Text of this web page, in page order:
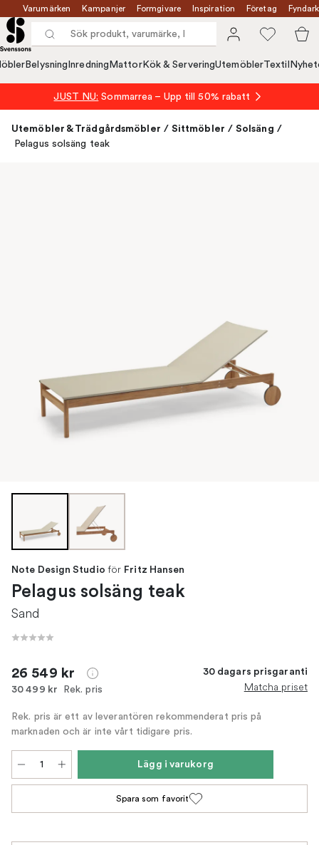
Varumärken Kampanjer Formgivare Inspiration Företag
Belysning Inredning MattorKök & ServeringUtemöblerTextil
JUST NU: Sommarrea – Upp till 50% rabatt
Utemöbler & Trädgårdsmöbler / Sittmöbler / Solsäng /
Pelagus solsäng teak
Note Design Studio för Fritz Hansen
Pelagus solsäng teak
Sand
26 549 kr
30 499 kr Rek. pris
30 dagars prisgaranti
Matcha priset
Rek. pris är ett av leverantören rekommenderat pris på
marknaden och är inte vårt tidigare pris.
Lägg i varukorg
Spara som favorit